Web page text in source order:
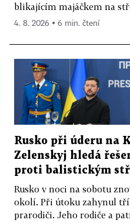
blikajícím majáčkem na
4. 8. 2026 ▪ 6 min. čtení
Rusko při úderu na
Zelenskyj hledá
proti balistickým
Rusko v noci na sobotu
okolí. Při útoku zahynul
prarodiči. Jeho rodiče a